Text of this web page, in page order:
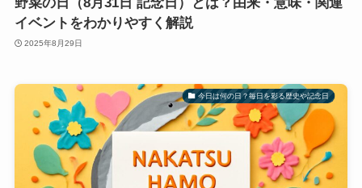
イベントをわかりやすく解説
2025年8月29日
今日は何の日？毎日を彩る歴史や記念日